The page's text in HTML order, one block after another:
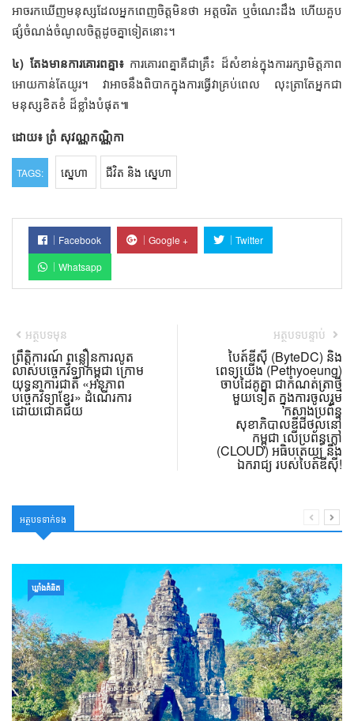
អាចរកឃើញមនុស្សដែលអ្នកពេញចិត្តមិនថា អត្តចរិត ឬចំណេះដឹង ហើយគួប
ផ្សំចំណង់ចំណូលចិត្តដូចគ្នាទៀតនោះ។
៤) តែងមានការគោរពគ្នា៖ការគោរពគ្នាគឺជាគ្រឹះ ដ៏សំខាន់ក្នុងការរក្សាមិត្តភាព
អោយកាន់តែយូរ។ វាអាចនឹងពិបាកក្នុងការធ្វើវាគ្រប់ពេល លុះត្រាតែអ្នកជា
មនុស្សខិតខំ ដ៏ខ្លាំងបំផុត៕
ដោយ៖ ព្រំ សុវណ្ណកណ្ណិកា
TAGS: ស្នេហា ជីវិត និង ស្នេហា
Facebook Google +
Twitter
Whatsapp
អត្ថបទមុន
ព្រឹត្តិការណ៍ ពន្លឿនការលូត
លាស់បច្ចេកវិទ្យាកម្ពុជា ក្រោម
យុទ្ធនាការជាតិ «អនុភាព
បច្ចេកវិទ្យាខ្មែរ» ដំណើរការ
ដោយជោគជ័យ
អត្ថបទបន្ទាប់
បៃត៍ឌីស៊ី (ByteDC) និង
ពេទ្យយើង (Pethyoeung)
ចាប់ដៃគូគ្នា ជាកំណត់ត្រាថ្មី
មួយទៀត ក្នុងការចូលរួម
កសាងប្រព័ន្ធ
សុខាភិបាលឌីជីថល​នៅ
កម្ពុជា លើប្រព័ន្ធក្លៅ
(CLOUD) អធិបតេយ្យ និង
ឯករាជ្យ របស់បៃត៍ឌីស៊ី!
អត្ថបទទាក់ទង
ឃ្លាំង​គំនិត